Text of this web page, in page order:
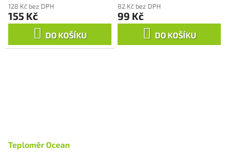
128 Kč bez DPH
155 Kč
DO KOŠÍKU
82 Kč bez DPH
99 Kč
DO KOŠÍKU
Teploměr Ocean